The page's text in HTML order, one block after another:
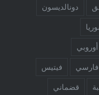
دونالديسون
فارسي فيتيس
قضماني